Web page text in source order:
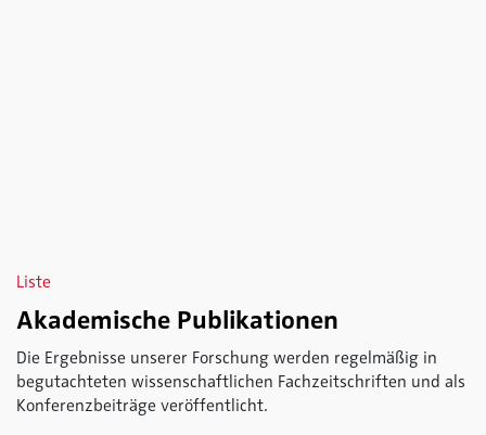
Liste
Akademische Publikationen
Die Ergebnisse unserer Forschung werden regelmäßig in
begutachteten wissenschaftlichen Fachzeitschriften und als
Konferenzbeiträge veröffentlicht.